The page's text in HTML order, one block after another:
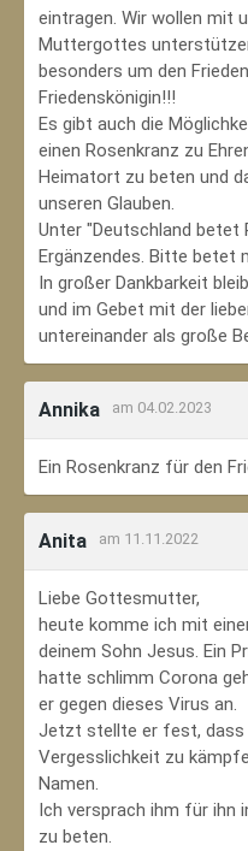
eintragen. Wir wollen mit
Muttergottes
besonders um den
Friedenskönigin!!!
Es gibt auch die
einen Rosenkranz zu
Heimatort zu beten und
unseren Glauben.
Unter "Deutschland betet
Ergänzendes. Bitte betet
In großer Dankbarkeit
und im Gebet mit der
untereinander als große
Annika am 04.02.2023
Ein Rosenkranz für den
Anita am 11.11.2022
Liebe Gottesmutter,
heute komme ich mit
deinem Sohn Jesus. Ein
hatte schlimm Corona
er gegen dieses Virus an.
Jetzt stellte er fest, dass
Vergesslichkeit zu
Namen.
Ich versprach ihm für ihn
zu beten.